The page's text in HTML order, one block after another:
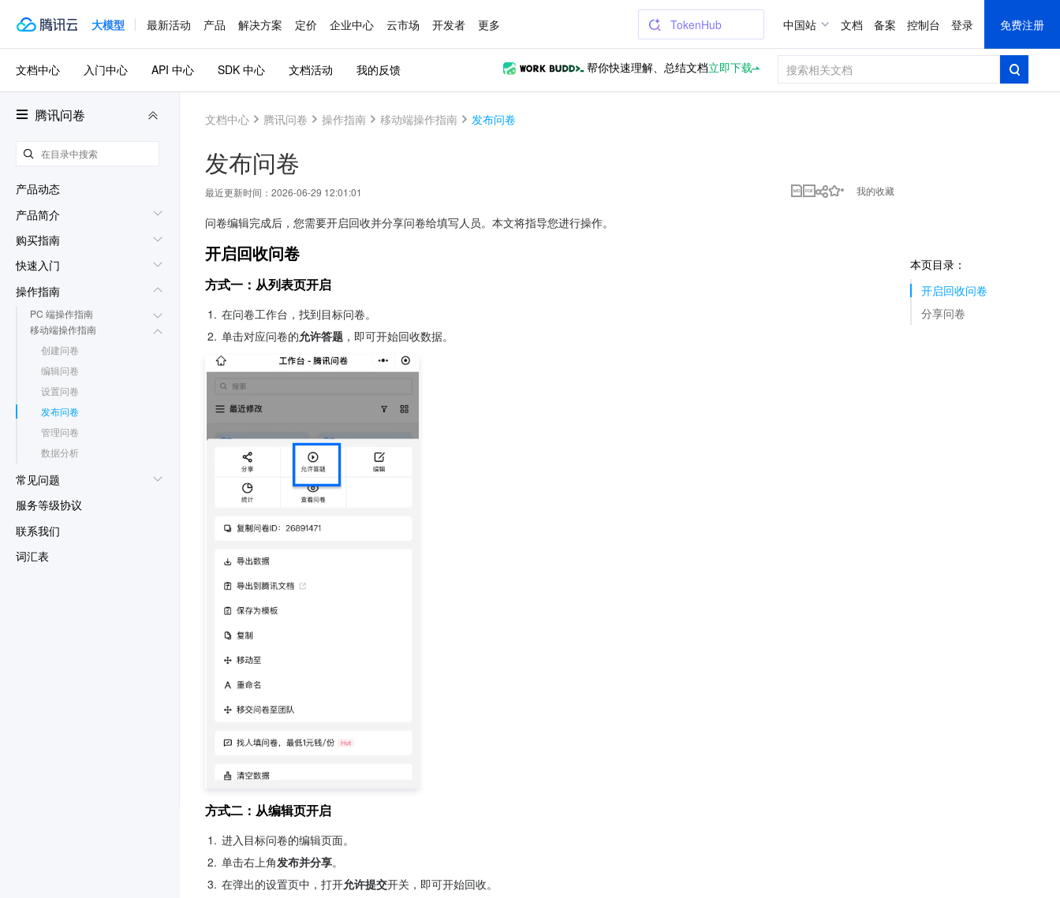
大模型 最新活动 产品 解决方案 定价 企业中心 云市场 开发者 更多 TokenHub 中国站 文档 备案 控制台 登录 免费注册
腾讯问卷
产品动态
产品简介
购买指南
快速入门
操作指南
PC 端操作指南
移动端操作指南
创建问卷
编辑问卷
设置问卷
发布问卷
管理问卷
数据分析
常见问题
服务等级协议
联系我们
词汇表
文档中心 入门中心 API 中心 SDK 中心 文档活动 我的反馈 帮你快速理解、总结文档立即下载
文档中心 腾讯问卷 操作指南 移动端操作指南 发布问卷
发布问卷
最近更新时间： 2026-06-29 12:01:01 我的收藏
本页目录：
开启回收问卷
分享问卷
问卷编辑完成后，您需要开启回收并分享问卷给填写人员。本文将指导您进行操作。
开启回收问卷
方式一：从列表页开启
1. 在问卷工作台，找到目标问卷。
2. 单击对应问卷的允许答题 ，即可开始回收数据。
方式二：从编辑页开启
1. 进入目标问卷的编辑页面。
2. 单击右上角发布并分享。
3. 在弹出的设置页中，打开允许提交开关，即可开始回收。